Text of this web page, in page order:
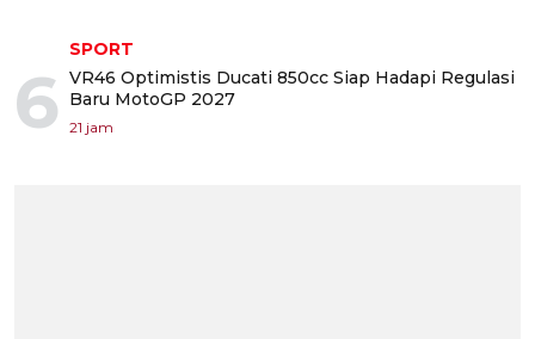
6
SPORT
VR46 Optimistis Ducati 850cc Siap Hadapi Regulasi
Baru MotoGP 2027
21 jam